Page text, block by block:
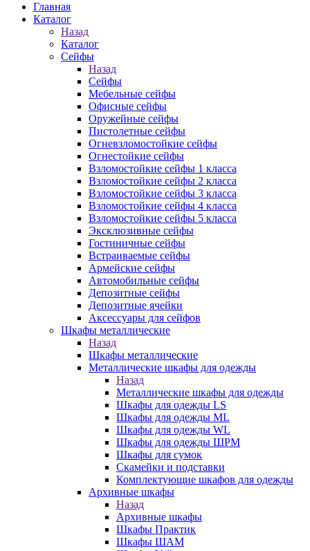
Главная
Каталог
Назад
Каталог
Сейфы
Назад
Сейфы
Мебельные сейфы
Офисные сейфы
Оружейные сейфы
Пистолетные сейфы
Огневзломостойкие сейфы
Огнестойкие сейфы
Взломостойкие сейфы 1 класса
Взломостойкие сейфы 2 класса
Взломостойкие сейфы 3 класса
Взломостойкие сейфы 4 класса
Взломостойкие сейфы 5 класса
Эксклюзивные сейфы
Гостиничные сейфы
Встраиваемые сейфы
Армейские сейфы
Автомобильные сейфы
Депозитные сейфы
Депозитные ячейки
Аксессуары для сейфов
Шкафы металлические
Назад
Шкафы металлические
Металлические шкафы для одежды
Назад
Металлические шкафы для одежды
Шкафы для одежды LS
Шкафы для одежды ML
Шкафы для одежды WL
Шкафы для одежды ШРМ
Шкафы для сумок
Скамейки и подставки
Комплектующие шкафов для одежды
Архивные шкафы
Назад
Архивные шкафы
Шкафы Практик
Шкафы ШАМ